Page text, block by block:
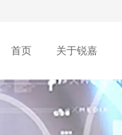
首页 关于锐嘉